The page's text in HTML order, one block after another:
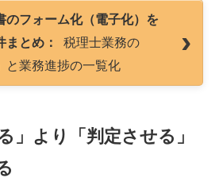
のフォーム化（電子化）を
とめ：
税理士業務の
と業務進捗の一覧化
」より「判定させる」